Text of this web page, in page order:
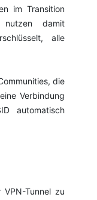
im Transition
nutzen damit
alle
die
Verbindung
automatisch
Tunnel zu